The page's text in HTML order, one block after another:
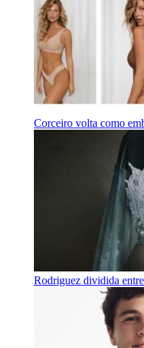
Corceiro volta como
Rodriguez dividida